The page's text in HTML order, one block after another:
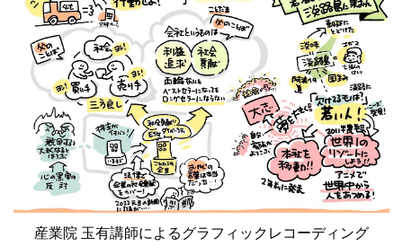
産業院 玉有講師によるグラフィックレコーディング